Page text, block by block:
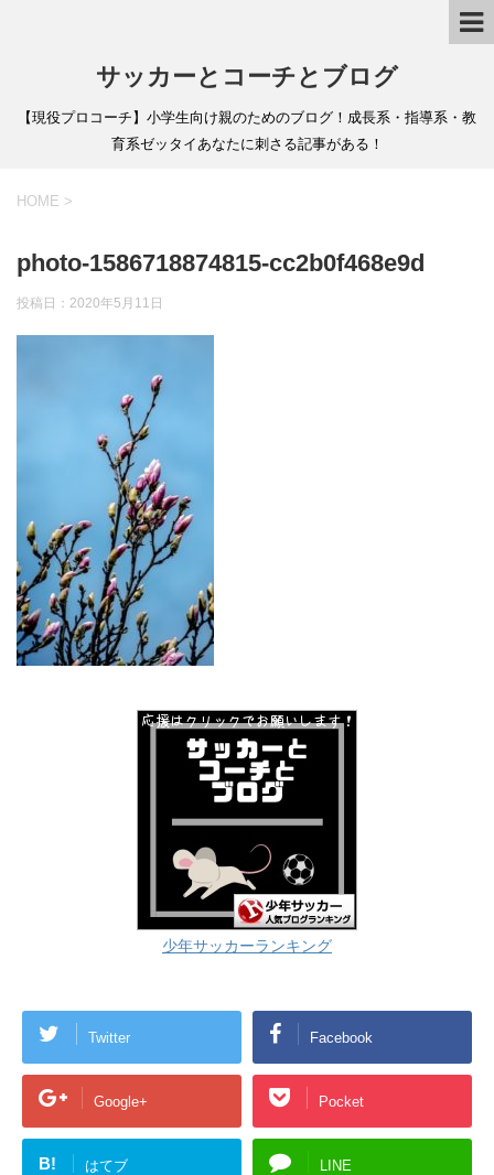
サッカーとコーチとブログ
【現役プロコーチ】小学生向け親のためのブログ！成長系・指導系・教
育系ゼッタイあなたに刺さる記事がある！
HOME >
photo-1586718874815-cc2b0f468e9d
投稿日： 2020年5月11日
少年サッカーランキング
Twitter Facebook
Google+ Pocket
B! はてブ LINE